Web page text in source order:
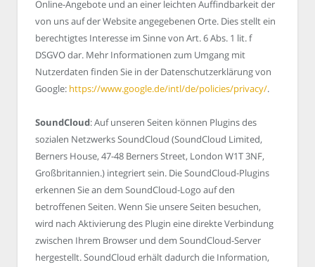
Online-Angebote und an einer leichten Auffindbarkeit der
von uns auf der Website angegebenen Orte. Dies stellt ein
berechtigtes Interesse im Sinne von Art. 6 Abs. 1 lit. f
DSGVO dar. Mehr Informationen zum Umgang mit
Nutzerdaten finden Sie in der Datenschutzerklärung von
Google: https://www.google.de/intl/de/policies/privacy/.
SoundCloud: Auf unseren Seiten können Plugins des
sozialen Netzwerks SoundCloud (SoundCloud Limited,
Berners House, 47-48 Berners Street, London W1T 3NF,
Großbritannien.) integriert sein. Die SoundCloud-Plugins
erkennen Sie an dem SoundCloud-Logo auf den
betroffenen Seiten. Wenn Sie unsere Seiten besuchen,
wird nach Aktivierung des Plugin eine direkte Verbindung
zwischen Ihrem Browser und dem SoundCloud-Server
hergestellt. SoundCloud erhält dadurch die Information,